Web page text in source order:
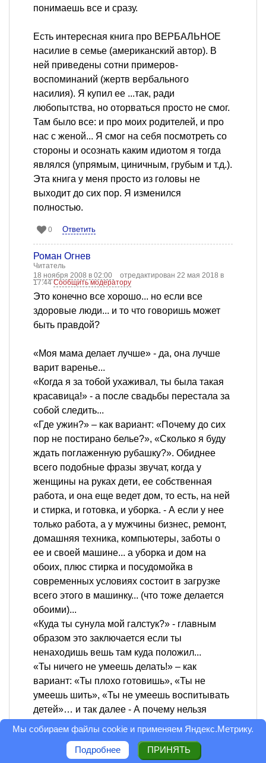
понимаешь все и сразу.
Есть интересная книга про ВЕРБАЛЬНОЕ
насилие в семье (американский автор). В
ней приведены сотни примеров-
воспоминаний (жертв вербального
насилия). Я купил ее ...так, ради
любопытства, но оторваться просто не смог.
Там было все: и про моих родителей, и про
нас с женой... Я смог на себя посмотреть со
стороны и осознать каким идиотом я тогда
являлся (упрямым, циничным, грубым и т.д.).
Эта книга у меня просто из головы не
выходит до сих пор. Я изменился
полностью.
0 Ответить
Роман Огнев
Читатель
18 ноября 2008 в 02:00
отредактирован 22 мая 2018 в
17:44Сообщить модератору
Это конечно все хорошо... но если все
здоровые люди... и то что говоришь может
быть правдой?
«Моя мама делает лучше» - да, она лучше
варит варенье...
«Когда я за тобой ухаживал, ты была такая
красавица!» - а после свадьбы перестала за
собой следить...
«Где ужин?» – как вариант: «Почему до сих
пор не постирано белье?», «Сколько я буду
ждать поглаженную рубашку?». Обиднее
всего подобные фразы звучат, когда у
женщины на руках дети, ее собственная
работа, и она еще ведет дом, то есть, на ней
и стирка, и готовка, и уборка. - А если у нее
только работа, а у мужчины бизнес, ремонт,
домашняя техника, компьютеры, заботы о
ее и своей машине... а уборка и дом на
обоих, плюс стирка и посудомойка в
современных условиях состоит в загрузке
всего этого в машинку... (что тоже делается
обоими)...
«Куда ты сунула мой галстук?» - главным
образом это заключается если ты
ненаходишь вешь там куда положил...
«Ты ничего не умеешь делать!» – как
вариант: «Ты плохо готовишь», «Ты не
умеешь шить», «Ты не умеешь воспитывать
детей»… и так далее - А почему нельзя
сказать «Ты не умеешь шить» если она не
«Твой сын – двоечник!» - а если женщина
Мы собираем файлы cookie и применяем Яндекс.Метрику.
Подробнее ПРИНЯТЬ